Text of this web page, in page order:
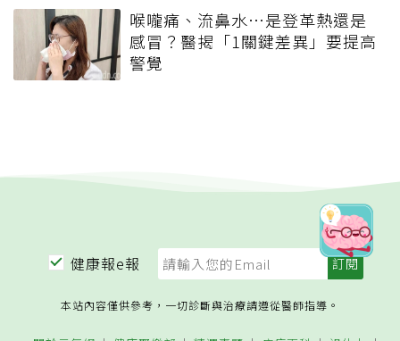
喉嚨痛、流鼻水⋯是登革熱還是
感冒？醫揭「1關鍵差異」要提高
警覺
健康報e報
本站內容僅供參考，一切診斷與治療請遵從醫師指導。